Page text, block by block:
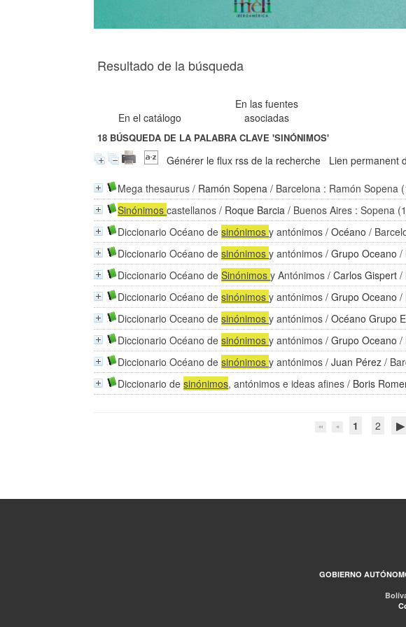
Resultado de la búsqueda
En el catálogo
En las fuentes
asociadas
18 BÚSQUEDA DE LA PALABRA CLAVE'SINÓNIMOS'
Générer le flux rss de la recherche Lien permanent
Mega thesaurus / Ramón Sopena / Barcelona : Ramón Sopena
Sinónimoscastellanos / Roque Barcia / Buenos Aires : Sopena
Diccionario Océano desinónimosy antónimos /Océano /
Diccionario Océano desinónimosy antónimos /Grupo Oceano /
Diccionario Océano deSinónimosy Antónimos /Carlos Gispert /
Diccionario Océano desinónimosy antónimos /Grupo Oceano /
Diccionario Oceano desinónimosy antónimos /Océano Grupo
Diccionario Océano desinónimosy antónimos /Grupo Oceano /
Diccionario Océano desinónimosy antónimos /Juan Pérez /
Diccionario desinónimos, antónimos e ideas afines / Boris
1 2
GOBIERNO